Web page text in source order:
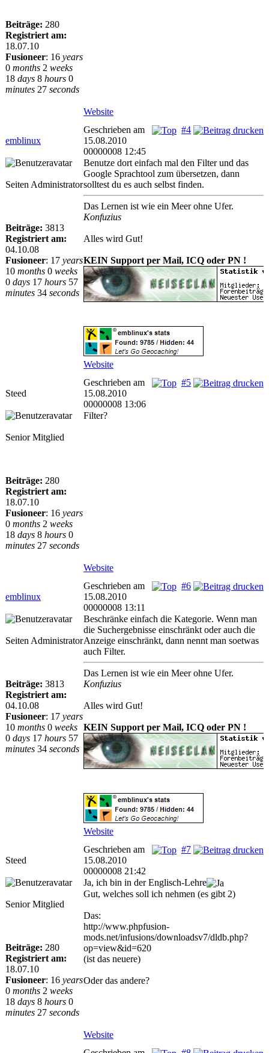
Beiträge: 280
Registriert am:
18.07.10
Fusioneer: 16 years
0 months 2 weeks
18 days 8 hours 0
minutes 27 seconds
Website
emblinux
#4
Geschrieben am
15.08.2010
00000008 12:45
Seiten Administrator
Beiträge: 3813
Registriert am:
04.10.08
Fusioneer: 17 years
10 months 0 weeks
0 days 17 hours 57
minutes 34 seconds
Benutze dort einfach mal den Filter und das
Google Sprachtool zum übersetzen, dann
solltest du es auch selbst finden.
Das Lernen ist wie ein Meer ohne Ufer.
Konfuzius
Alles wird Gut!
KEIN Support per Mail, ICQ oder PN !
Website
Steed
#5
Geschrieben am
15.08.2010
00000008 13:06
Senior Mitglied
Beiträge: 280
Registriert am:
18.07.10
Fusioneer: 16 years
0 months 2 weeks
18 days 8 hours 0
minutes 27 seconds
Filter?
Website
emblinux
#6
Geschrieben am
15.08.2010
00000008 13:11
Seiten Administrator
Beiträge: 3813
Registriert am:
04.10.08
Fusioneer: 17 years
10 months 0 weeks
0 days 17 hours 57
minutes 34 seconds
Beschränke einfach die Kategorie. Wenn man
die Suchergebnisse einschränkt oder auch die
Anzeige einschränkt, dann nennt man soetwas
auch Filter.
Das Lernen ist wie ein Meer ohne Ufer.
Konfuzius
Alles wird Gut!
KEIN Support per Mail, ICQ oder PN !
Website
Steed
#7
Geschrieben am
15.08.2010
00000008 21:42
Senior Mitglied
Beiträge: 280
Registriert am:
18.07.10
Fusioneer: 16 years
0 months 2 weeks
18 days 8 hours 0
minutes 27 seconds
Ja, ich bin in der Englisch-Lehre
Gut, welches soll ich nehmen (es gibt 2)
Das:
http://www.phpfusion-
mods.net/infusions/downloadsv7/dldb.php?
op=view&id=620
(ist das neuere)
Oder das andere?
Website